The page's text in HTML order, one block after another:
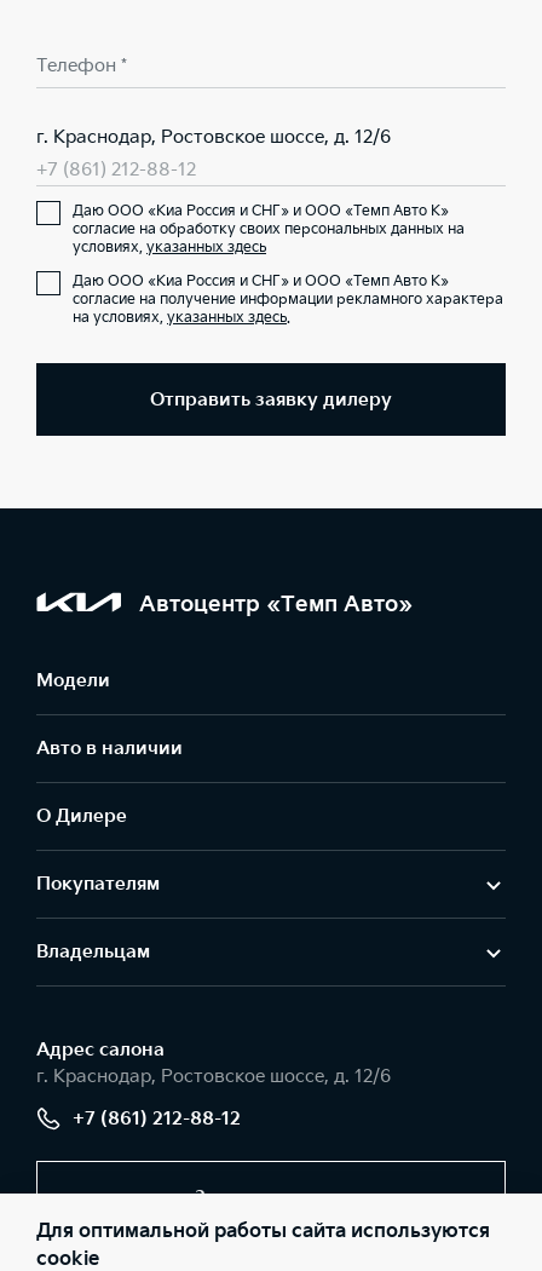
Телефон *
г. Краснодар, Ростовское шоссе, д. 12/6
+7 (861) 212-88-12
Даю ООО «Киа Россия и СНГ» и ООО «Темп Авто К»
согласие на обработку своих персональных данных на
условиях, указанных здесь
Даю ООО «Киа Россия и СНГ» и ООО «Темп Авто К»
согласие на получение информации рекламного характера
на условиях, указанных здесь.
Отправить заявку дилеру
Автоцентр «Темп Авто»
Модели
Авто в наличии
О Дилере
Покупателям
Владельцам
Адрес салонa
г. Краснодар, Ростовское шоссе, д. 12/6
+7 (861) 212-88-12
Заказать звонок
Для оптимальной работы сайта используются
cookie